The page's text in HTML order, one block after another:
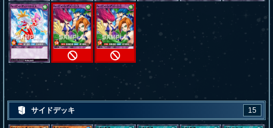
サイドデッキ 15